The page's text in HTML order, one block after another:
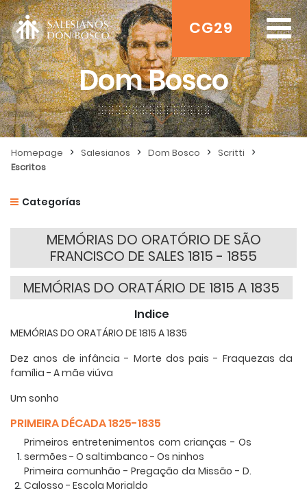
CG29
Dom Bosco
Homepage > Salesianos > Dom Bosco > Scritti >
Escritos
Categorías
MEMÓRIAS DO ORATÓRIO DE SÃO
FRANCISCO DE SALES 1815 - 1855
MEMÓRIAS DO ORATÁRIO DE 1815 A 1835
Indice
MEMÓRIAS DO ORATÁRIO DE 1815 A 1835
Dez anos de infância - Morte dos pais - Fraquezas da
família - A mãe viúva
Um sonho
PRIMEIRA DÉCADA 1825-1835
Primeiros entretenimentos com crianças - Os
sermões - O saltimbanco - Os ninhos
Primeira comunhão - Pregação da Missão - D.
Calosso - Escola Morialdo